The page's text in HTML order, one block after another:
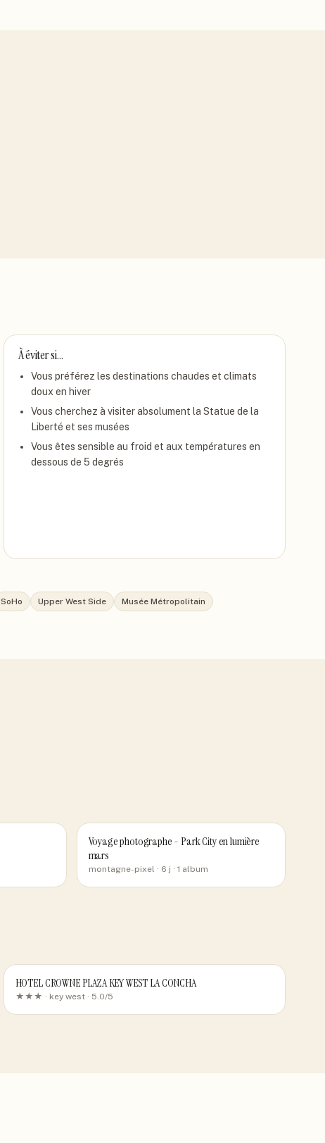
À éviter si…
Vous préférez les destinations chaudes et climats
doux en hiver
Vous cherchez à visiter absolument la Statue de la
Liberté et ses musées
Vous êtes sensible au froid et aux températures en
dessous de 5 degrés
SoHo Upper West Side
Musée Métropolitain
Voyage photographe - Park City en lumière
mars
montagne-pixel · 6 j · 1 album
HOTEL CROWNE PLAZA KEY WEST LA CONCHA
★★★ · key west· 5.0/5